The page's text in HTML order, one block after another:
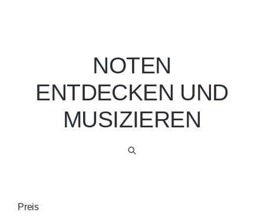
NOTEN
ENTDECKEN UND
MUSIZIEREN
Preis